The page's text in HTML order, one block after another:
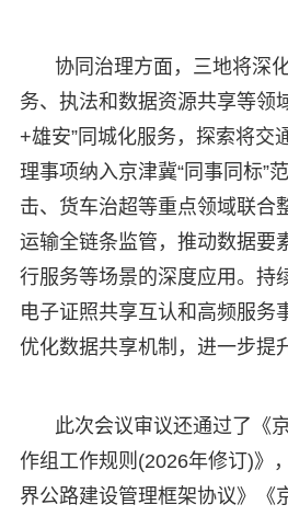
协同治理方面，三地将深
务、执法和数据资源共享等领
+雄安”同城化服务，探索将交
理事项纳入京津冀“同事同标”
击、货车治超等重点领域联合
运输全链条监管，推动数据要
行服务等场景的深度应用。持
电子证照共享互认和高频服务
优化数据共享机制，进一步提
此次会议审议还通过了《
作组工作规则(2026年修订)》
界公路建设管理框架协议》《